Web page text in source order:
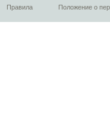
Правила Положение о